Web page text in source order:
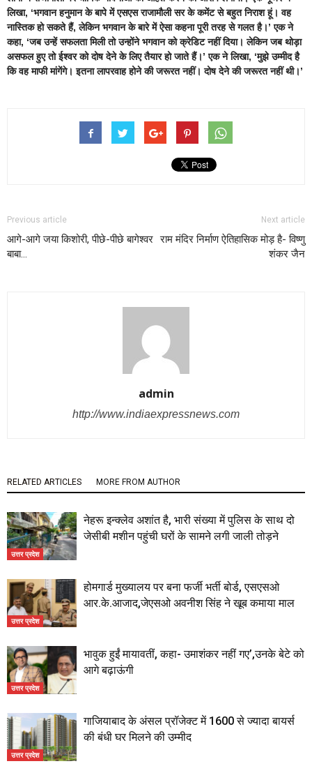
लिखा, ‘भगवान हनुमान के बापे में एसएस राजामौली सर के कमेंट से बहुत निराश हूं। वह
नास्तिक हो सकते हैं, लेकिन भगवान के बारे में ऐसा कहना पूरी तरह से गलत है।’ एक ने
कहा, ‘जब उन्हें सफलता मिली तो उन्होंने भगवान को क्रेडिट नहीं दिया। लेकिन जब थोड़ा
असफल हुए तो ईश्वर को दोष देने के लिए तैयार हो जाते हैं।’ एक ने लिखा, ‘मुझे उम्मीद है
कि वह माफी मांगेंगे। इतना लापरवाह होने की जरूरत नहीं। दोष देने की जरूरत नहीं थी।’
Previous article
आगे-आगे जया किशोरी, पीछे-पीछे बागेश्वर
बाबा…
Next article
राम मंदिर निर्माण ऐतिहासिक मोड़ है- विष्णु
शंकर जैन
admin
http://www.indiaexpressnews.com
RELATED ARTICLES MORE FROM AUTHOR
उत्तर प्रदेश
नेहरू इन्क्लेव अशांत है, भारी संख्या में पुलिस के साथ दो
जेसीबी मशीन पहुंची घरों के सामने लगी जाली तोड़ने
उत्तर प्रदेश
होमगार्ड मुख्यालय पर बना फर्जी भर्ती बोर्ड, एसएसओ
आर.के.आजाद,जेएसओ अवनीश सिंह ने खूब कमाया माल
उत्तर प्रदेश
भावुक हुईं मायावतीं, कहा- उमाशंकर नहीं गए’,उनके बेटे को
आगे बढ़ाऊंगी
उत्तर प्रदेश
गाजियाबाद के अंसल प्रॉजेक्ट में 1600 से ज्यादा बायर्स
की बंधी घर मिलने की उम्मीद